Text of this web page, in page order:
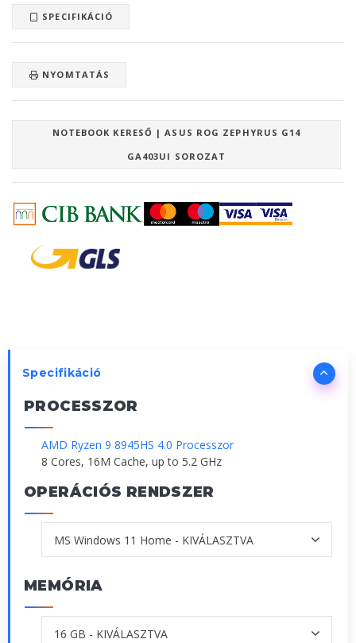
SPECIFIKÁCIÓ
NYOMTATÁS
NOTEBOOK KERESŐ | ASUS ROG ZEPHYRUS G14
GA403UI SOROZAT
Specifikáció
PROCESSZOR
AMD Ryzen 9 8945HS 4.0 Processzor
8 Cores, 16M Cache, up to 5.2 GHz
OPERÁCIÓS RENDSZER
MEMÓRIA